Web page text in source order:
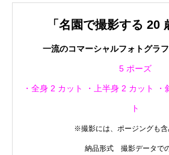
「名園で撮影する 20
一流のコマーシャルフォトグラ
5 ポーズ
・全身 2 カット ・上半身 2 カット ・
ト
※撮影には、ポージングも含
納品形式 撮影データで